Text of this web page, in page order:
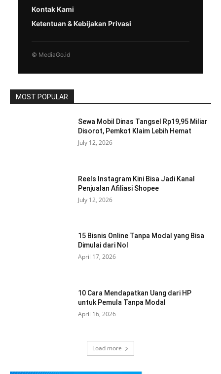
Kontak Kami
Ketentuan & Kebijakan Privasi
© MediaGo.id
MOST POPULAR
Sewa Mobil Dinas Tangsel Rp19,95 Miliar
Disorot, Pemkot Klaim Lebih Hemat
July 12, 2026
Reels Instagram Kini Bisa Jadi Kanal
Penjualan Afiliasi Shopee
July 12, 2026
15 Bisnis Online Tanpa Modal yang Bisa
Dimulai dari Nol
April 17, 2026
10 Cara Mendapatkan Uang dari HP
untuk Pemula Tanpa Modal
April 16, 2026
Load more